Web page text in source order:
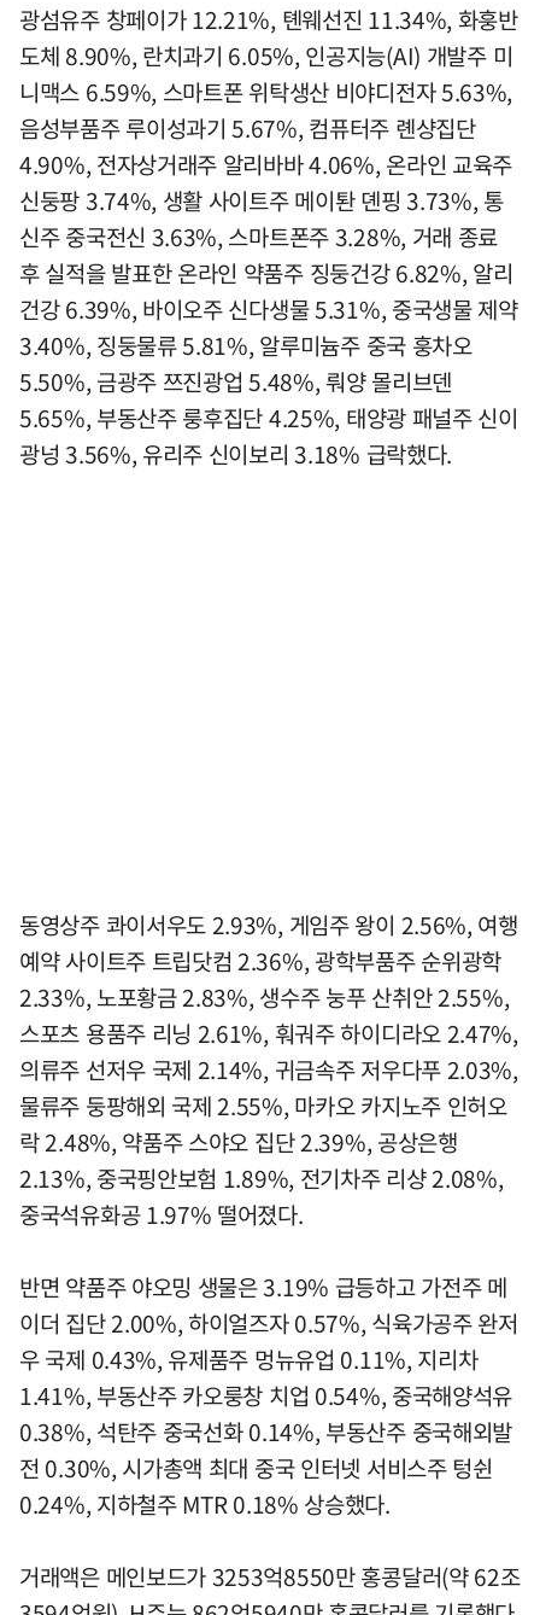
광섬유주 창페이가 12.21%, 톈웨선진 11.34%, 화훙반
도체 8.90%, 란치과기 6.05%, 인공지능(AI) 개발주 미
니맥스 6.59%, 스마트폰 위탁생산 비야디전자 5.63%,
음성부품주 루이성과기 5.67%, 컴퓨터주 롄샹집단
4.90%, 전자상거래주 알리바바 4.06%, 온라인 교육주
신둥팡 3.74%, 생활 사이트주 메이퇀 뎬핑 3.73%, 통
신주 중국전신 3.63%, 스마트폰주 3.28%, 거래 종료
후 실적을 발표한 온라인 약품주 징둥건강 6.82%, 알리
건강 6.39%, 바이오주 신다생물 5.31%, 중국생물 제약
3.40%, 징둥물류 5.81%, 알루미늄주 중국 훙차오
5.50%, 금광주 쯔진광업 5.48%, 뤄양 몰리브덴
5.65%, 부동산주 룽후집단 4.25%, 태양광 패널주 신이
광넝 3.56%, 유리주 신이보리 3.18% 급락했다.
동영상주 콰이서우도 2.93%, 게임주 왕이 2.56%, 여행
예약 사이트주 트립닷컴 2.36%, 광학부품주 순위광학
2.33%, 노포황금 2.83%, 생수주 눙푸 산취안 2.55%,
스포츠 용품주 리닝 2.61%, 훠궈주 하이디라오 2.47%,
의류주 선저우 국제 2.14%, 귀금속주 저우다푸 2.03%,
물류주 둥팡해외 국제 2.55%, 마카오 카지노주 인허오
락 2.48%, 약품주 스야오 집단 2.39%, 공상은행
2.13%, 중국핑안보험 1.89%, 전기차주 리샹 2.08%,
중국석유화공 1.97% 떨어졌다.
반면 약품주 야오밍 생물은 3.19% 급등하고 가전주 메
이더 집단 2.00%, 하이얼즈자 0.57%, 식육가공주 완저
우 국제 0.43%, 유제품주 멍뉴유업 0.11%, 지리차
1.41%, 부동산주 카오룽창 치업 0.54%, 중국해양석유
0.38%, 석탄주 중국선화 0.14%, 부동산주 중국해외발
전 0.30%, 시가총액 최대 중국 인터넷 서비스주 텅쉰
0.24%, 지하철주 MTR 0.18% 상승했다.
거래액은 메인보드가 3253억8550만 홍콩달러(약 62조